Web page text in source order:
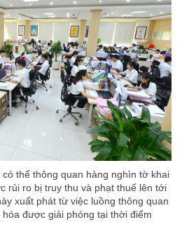
thể thông quan hàng nghìn tờ khai
rủi ro bị truy thu và phạt thuế lên tới
xuất phát từ việc luồng thông quan
được giải phóng tại thời điểm